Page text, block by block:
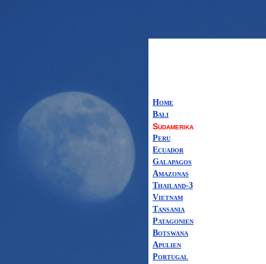
Home
Bali
Südamerika
Peru
Ecuador
Galapagos
Amazonas
Thailand-3
Vietnam
Tansania
Patagonien
Botswana
Apulien
Portugal